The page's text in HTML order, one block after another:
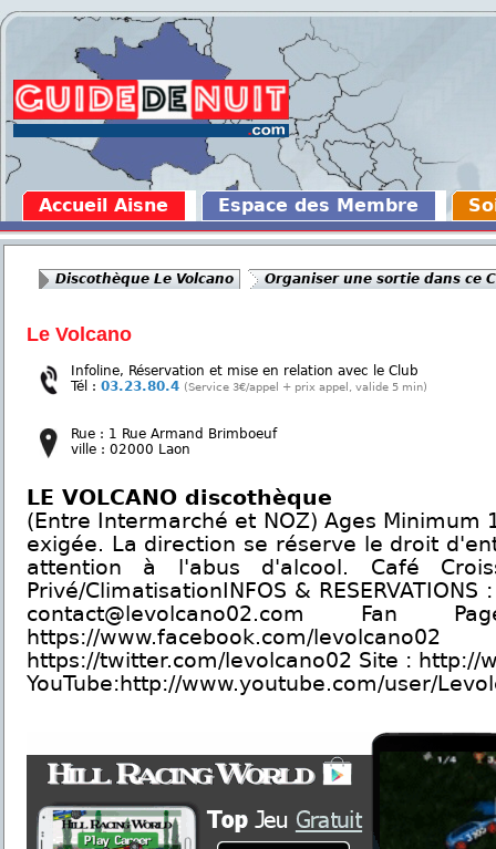
Accueil Aisne Espace des Membre
Discothèque Le Volcano Organiser une sortie dans ce
Le Volcano
Infoline, Réservation et mise en relation avec le Club
Tél : 03.23.80.4 (Service 3€/appel + prix appel, valide 5 min)
Rue : 1 Rue Armand Brimboeuf
ville : 02000 Laon
LE VOLCANO discothèque
(Entre Intermarché et NOZ) Ages Minimum
exigée. La direction se réserve le droit
attention à l'abus d'alcool. Café
Privé/ClimatisationINFOS &
contact@levolcano02.com Fan
https://www.facebook.com/
https://twitter.com/levolcano02 Site : http://
YouTube:http://www.youtube.com/user/